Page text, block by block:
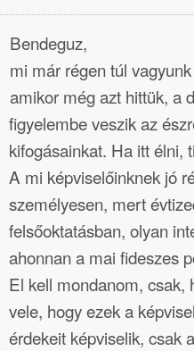
Bendeguz,
mi már régen túl
amikor még azt hittük, a
figyelembe veszik az
kifogásainkat. Ha itt élni,
A mi képviselőinknek jó
személyesen, mert
felsőoktatásban, olyan
ahonnan a mai fideszes
El kell mondanom, csak,
vele, hogy ezek a
érdekeit képviselik, csak